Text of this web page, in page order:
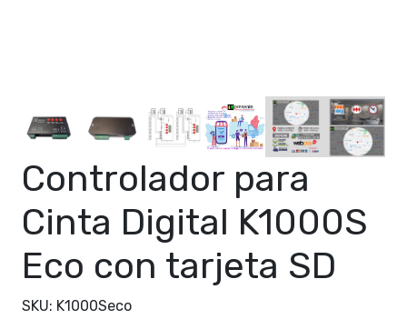
Controlador para
Cinta Digital K1000S
Eco con tarjeta SD
SKU: K1000Seco